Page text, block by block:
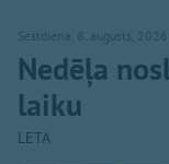
Sestdiena, 8. augusts,
Nedēļa
laiku
LETA